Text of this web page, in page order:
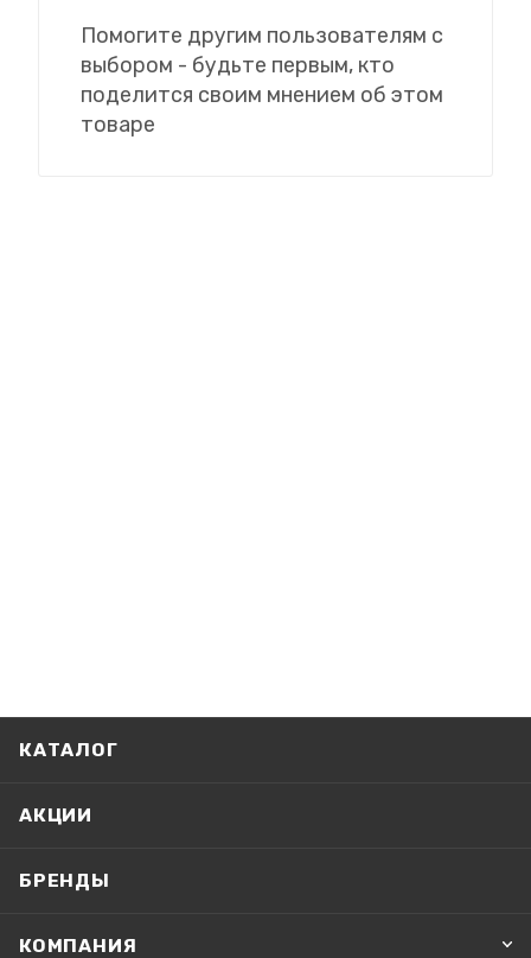
Помогите другим пользователям с
выбором - будьте первым, кто
поделится своим мнением об этом
товаре
КАТАЛОГ
АКЦИИ
БРЕНДЫ
КОМПАНИЯ